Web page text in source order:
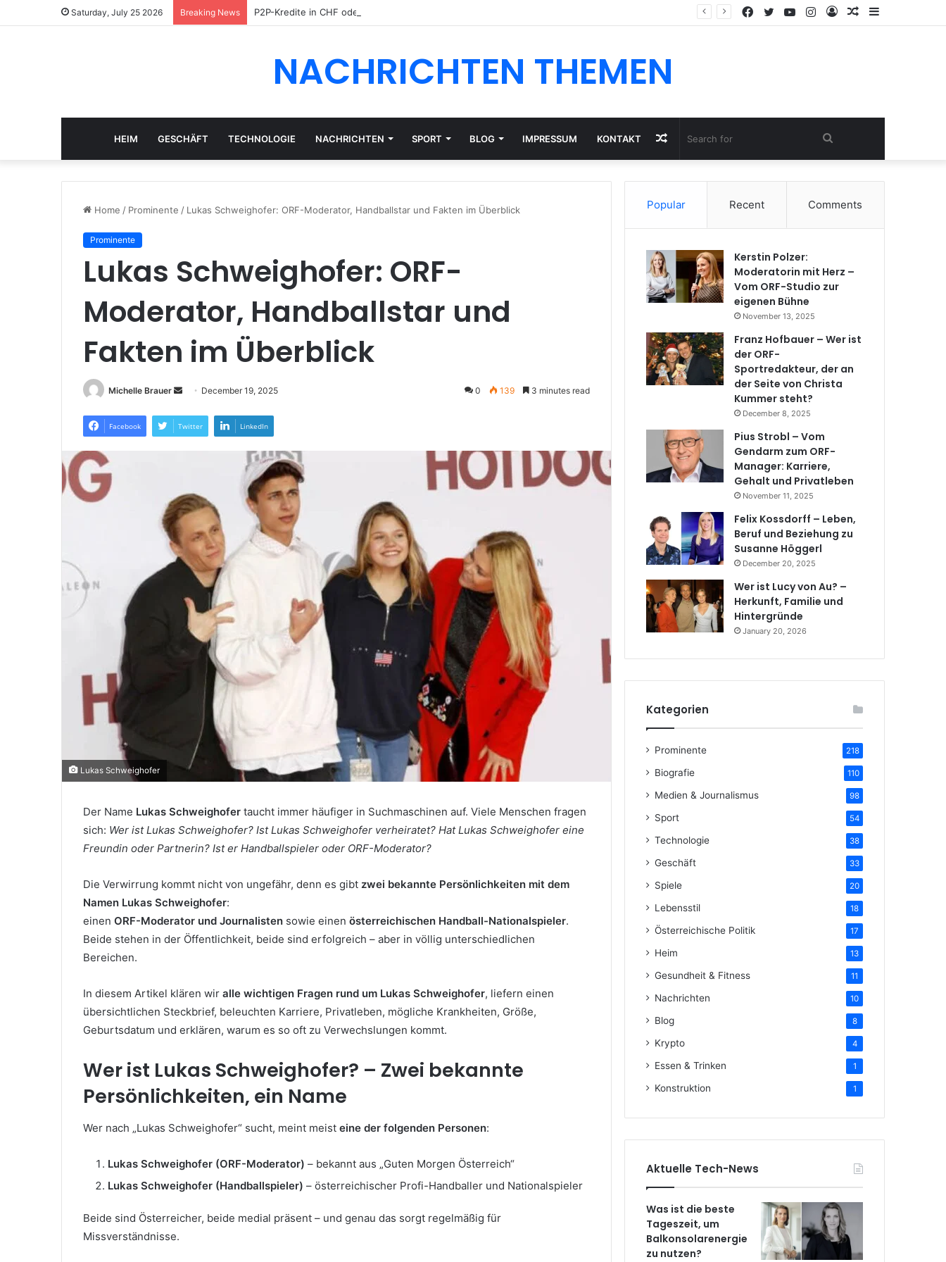
Saturday, July 25 2026 Breaking News P2P-Kredite in CHF oder EUR: Währungsrisiko für Schweizer Anleger Sidebar
Random
Log
Instagram
YouTube
Twitter
Facebook
NACHRICHTEN THEMEN
HEIM GESCHÄFT TECHNOLOGIE NACHRICHTEN SPORT BLOG IMPRESSUM KONTAKT
for
Random
Article
Home / Prominente / Lukas Schweighofer: ORF-Moderator, Handballstar und Fakten im Überblick
Prominente
Lukas Schweighofer: ORF-
Moderator, Handballstar und
Fakten im Überblick
Michelle Brauer
Send
email
December 19, 2025 0 139 3 minutes read
Facebook Twitter LinkedIn
Lukas Schweighofer
Der Name Lukas Schweighofer taucht immer häufiger in Suchmaschinen auf. Viele Menschen fragen
sich: Wer ist Lukas Schweighofer? Ist Lukas Schweighofer verheiratet? Hat Lukas Schweighofer eine
Freundin oder Partnerin? Ist er Handballspieler oder ORF-Moderator?
Die Verwirrung kommt nicht von ungefähr, denn es gibt zwei bekannte Persönlichkeiten mit dem
Namen Lukas Schweighofer:
einen ORF-Moderator und Journalisten sowie einen österreichischen Handball-Nationalspieler.
Beide stehen in der Öffentlichkeit, beide sind erfolgreich – aber in völlig unterschiedlichen
Bereichen.
In diesem Artikel klären wir alle wichtigen Fragen rund um Lukas Schweighofer, liefern einen
übersichtlichen Steckbrief, beleuchten Karriere, Privatleben, mögliche Krankheiten, Größe,
Geburtsdatum und erklären, warum es so oft zu Verwechslungen kommt.
Wer ist Lukas Schweighofer? – Zwei bekannte
Persönlichkeiten, ein Name
Wer nach „Lukas Schweighofer“ sucht, meint meist eine der folgenden Personen:
Lukas Schweighofer (ORF-Moderator) – bekannt aus „Guten Morgen Österreich“
Lukas Schweighofer (Handballspieler) – österreichischer Profi-Handballer und Nationalspieler
Beide sind Österreicher, beide medial präsent – und genau das sorgt regelmäßig für
Missverständnisse.
Popular Recent Comments
Kerstin Polzer:
Moderatorin mit Herz –
Vom ORF-Studio zur
eigenen Bühne
November 13, 2025
Franz Hofbauer – Wer ist
der ORF-
Sportredakteur, der an
der Seite von Christa
Kummer steht?
December 8, 2025
Pius Strobl – Vom
Gendarm zum ORF-
Manager: Karriere,
Gehalt und Privatleben
November 11, 2025
Felix Kossdorff – Leben,
Beruf und Beziehung zu
Susanne Höggerl
December 20, 2025
Wer ist Lucy von Au? –
Herkunft, Familie und
Hintergründe
January 20, 2026
Kategorien
Prominente 218
Biografie 110
Medien & Journalismus 98
Sport 54
Technologie 38
Geschäft 33
Spiele 20
Lebensstil 18
Österreichische Politik 17
Heim 13
Gesundheit & Fitness 11
Nachrichten 10
Blog 8
Krypto 4
Essen & Trinken 1
Konstruktion 1
Aktuelle Tech-News
Was ist die beste
Tageszeit, um
Balkonsolarenergie
zu nutzen?